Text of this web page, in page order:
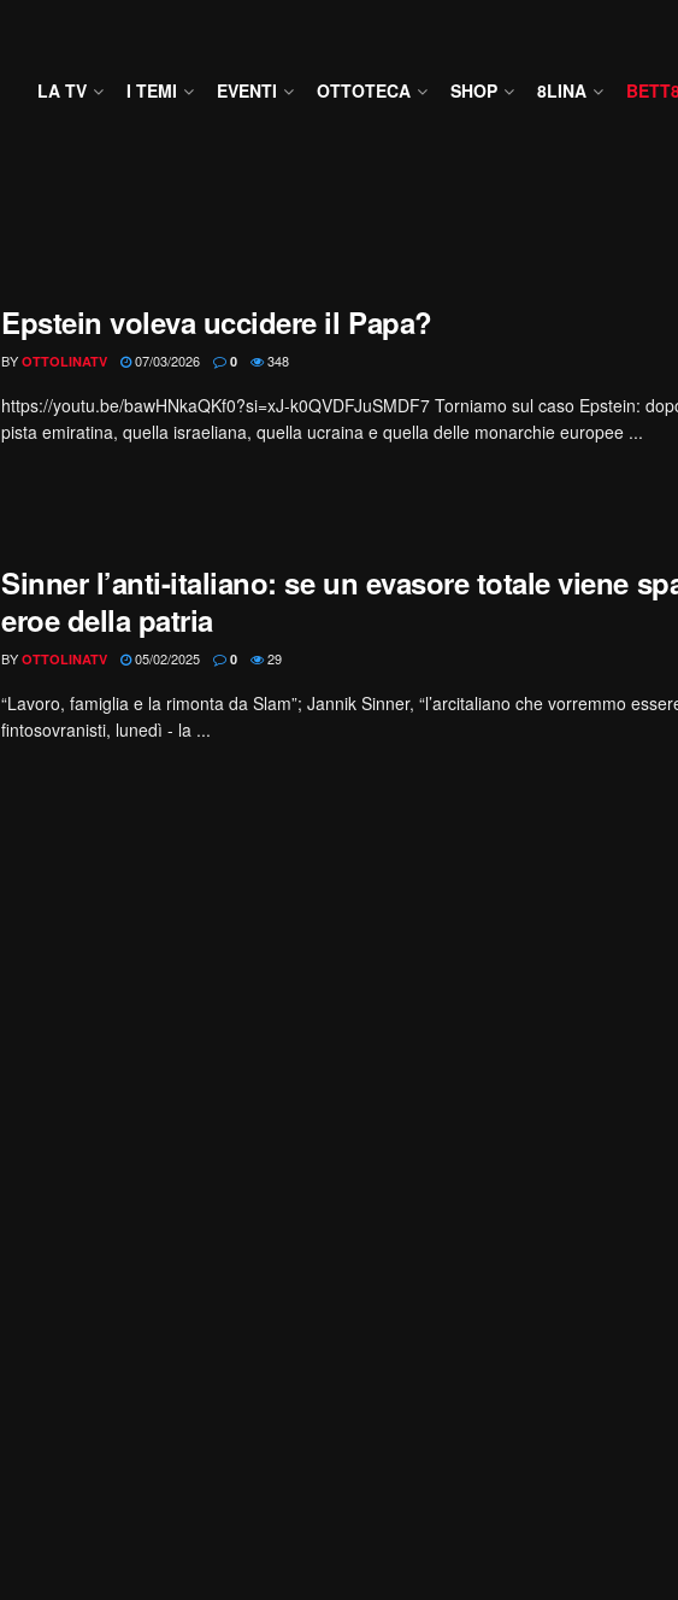
LA TV I TEMI EVENTI OTTOTECA SHOP 8LINA
Epstein voleva uccidere il Papa?
BY OTTOLINATV 07/03/2026 0 348
https://youtu.be/bawHNkaQKf0?si=xJ-k0QVDFJuSMDF7 Torniamo sul caso Epstein:
pista emiratina, quella israeliana, quella ucraina e quella delle monarchie europee ...
Sinner l’anti-italiano: se un evasore totale viene
eroe della patria
BY OTTOLINATV 05/02/2025 0 29
“Lavoro, famiglia e la rimonta da Slam”; Jannik Sinner, “l’arcitaliano che vorremmo
fintosovranisti, lunedì - la ...